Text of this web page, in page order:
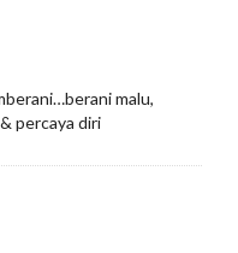
malu,
percaya diri